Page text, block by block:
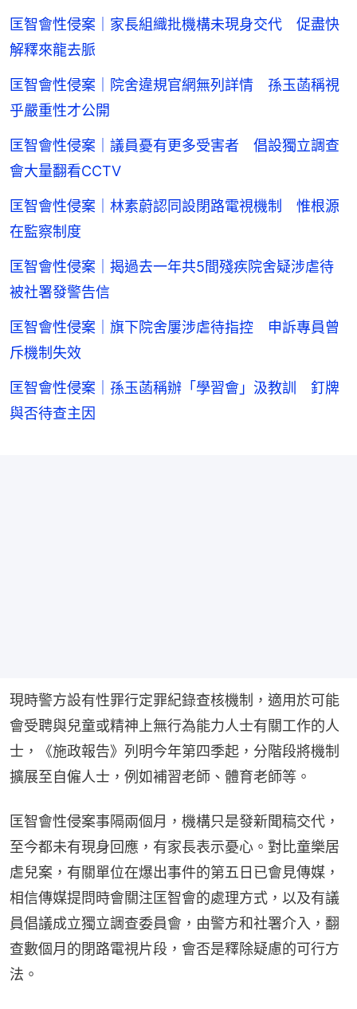
匡智會性侵案｜家長組織批機構未現身交代 促盡快
解釋來龍去脈
匡智會性侵案｜院舍違規官網無列詳情 孫玉菡稱視
乎嚴重性才公開
匡智會性侵案｜議員憂有更多受害者 倡設獨立調查
會大量翻看CCTV
匡智會性侵案｜林素蔚認同設閉路電視機制 惟根源
在監察制度
匡智會性侵案｜揭過去一年共5間殘疾院舍疑涉虐待
被社署發警告信
匡智會性侵案｜旗下院舍屢涉虐待指控 申訴專員曾
斥機制失效
匡智會性侵案｜孫玉菡稱辦「學習會」汲教訓 釘牌
與否待查主因
現時警方設有性罪行定罪紀錄查核機制，適用於可能
會受聘與兒童或精神上無行為能力人士有關工作的人
士，《施政報告》列明今年第四季起，分階段將機制
擴展至自僱人士，例如補習老師、體育老師等。
匡智會性侵案事隔兩個月，機構只是發新聞稿交代，
至今都未有現身回應，有家長表示憂心。對比童樂居
虐兒案，有關單位在爆出事件的第五日已會見傳媒，
相信傳媒提問時會關注匡智會的處理方式，以及有議
員倡議成立獨立調查委員會，由警方和社署介入，翻
查數個月的閉路電視片段，會否是釋除疑慮的可行方
法。